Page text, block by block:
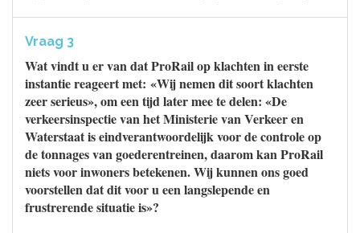
Vraag 3
Wat vindt u er van dat ProRail op klachten in eerste
instantie reageert met: «Wij nemen dit soort klachten
zeer serieus», om een tijd later mee te delen: «De
verkeersinspectie van het Ministerie van Verkeer en
Waterstaat is eindverantwoordelijk voor de controle op
de tonnages van goederentreinen, daarom kan ProRail
niets voor inwoners betekenen. Wij kunnen ons goed
voorstellen dat dit voor u een langslepende en
frustrerende situatie is»?